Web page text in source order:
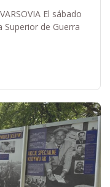
El sábado
Superior de Guerra